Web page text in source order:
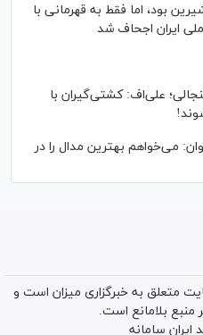
بود، اما فقط به قهرمانی با
ایران اجحاف شد
علی‌اف: کشتی‌گیران با
می‌خواهم بهترین مدال را در
متعلق به خبرگزاری میزان است و
منبع بلامانع است.
ایران سامانه